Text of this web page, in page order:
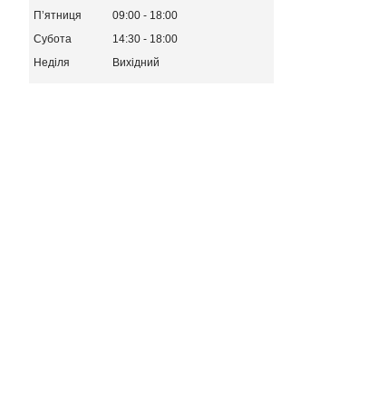
Пʼятниця
09:00
18:00
Субота
14:30
18:00
Неділя
Вихідний